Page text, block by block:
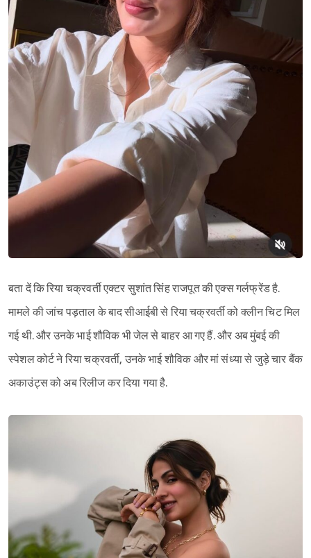
बता दें कि रिया चक्रवर्ती एक्टर सुशांत सिंह राजपूत की एक्स गर्लफ्रेंड है.
मामले की जांच पड़ताल के बाद सीआईबी से रिया चक्रवर्ती को क्लीन चिट मिल
गई थी. और उनके भाई शौविक भी जेल से बाहर आ गए हैं. और अब मुंबई की
स्पेशल कोर्ट ने रिया चक्रवर्ती, उनके भाई शौविक और मां संध्या से जुड़े चार बैंक
अकाउंट्स को अब रिलीज कर दिया गया है.